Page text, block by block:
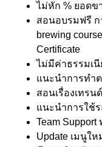
ไม่หัก % ยอดข
สอนอบรมฟรี ก
brewing
Certificate
ไม่มีค่าธรรมเนี
แนะนำการทำ
สอนเรื่องเทร
แนะนำการใช้
Team Support
Update เมนูให